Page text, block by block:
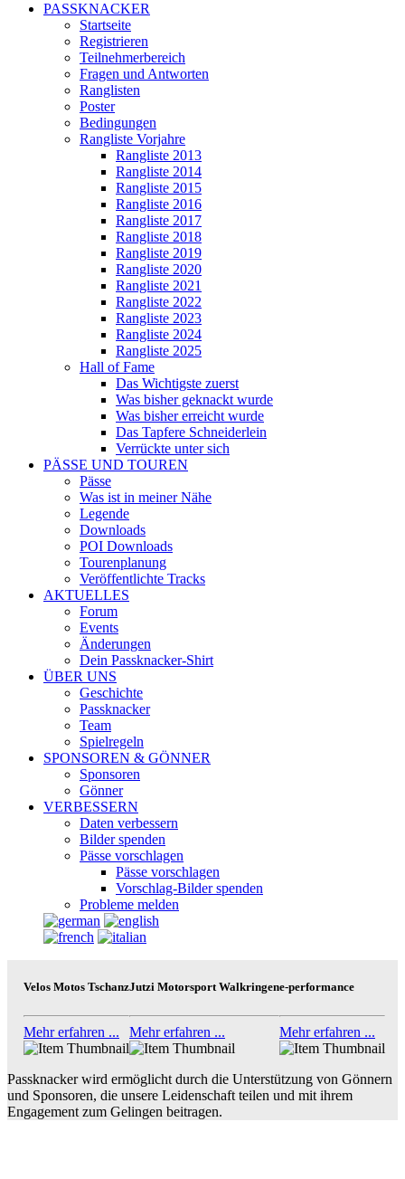
PASSKNACKER
Startseite
Registrieren
Teilnehmerbereich
Fragen und Antworten
Ranglisten
Poster
Bedingungen
Rangliste Vorjahre
Rangliste 2013
Rangliste 2014
Rangliste 2015
Rangliste 2016
Rangliste 2017
Rangliste 2018
Rangliste 2019
Rangliste 2020
Rangliste 2021
Rangliste 2022
Rangliste 2023
Rangliste 2024
Rangliste 2025
Hall of Fame
Das Wichtigste zuerst
Was bisher geknackt wurde
Was bisher erreicht wurde
Das Tapfere Schneiderlein
Verrückte unter sich
PÄSSE UND TOUREN
Pässe
Was ist in meiner Nähe
Legende
Downloads
POI Downloads
Tourenplanung
Veröffentlichte Tracks
AKTUELLES
Forum
Events
Änderungen
Dein Passknacker-Shirt
ÜBER UNS
Geschichte
Passknacker
Team
Spielregeln
SPONSOREN & GÖNNER
Sponsoren
Gönner
VERBESSERN
Daten verbessern
Bilder spenden
Pässe vorschlagen
Pässe vorschlagen
Vorschlag-Bilder spenden
Probleme melden
Velos Motos Tschanz
Mehr erfahren ...
Jutzi Motorsport Walkringen
Mehr erfahren ...
e-performance
Mehr erfahren ...
Passknacker wird ermöglicht durch die Unterstützung von Gönnern
und Sponsoren, die unsere Leidenschaft teilen und mit ihrem
Engagement zum Gelingen beitragen.